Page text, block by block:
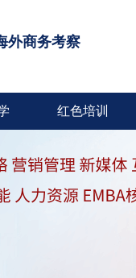
外商务考察
红色培训